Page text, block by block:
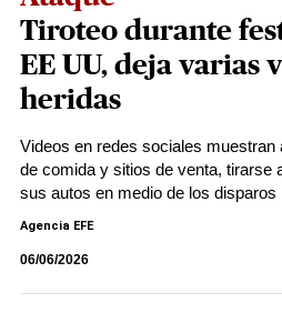
Tiroteo durante
EE UU, deja varias
heridas
Videos en redes sociales muestran
de comida y sitios de venta, tirarse
sus autos en medio de los disparos
Agencia EFE
06/06/2026